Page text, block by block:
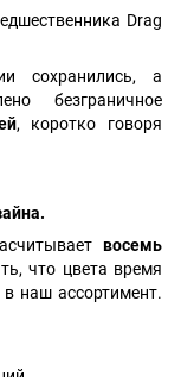
Drag
сохранились, а
безграничное
, коротко говоря
восемь
что цвета время
наш ассортимент.